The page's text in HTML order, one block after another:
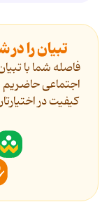
تبیان را
فاصله شما با
اجتماعی حاضریم
کیفیت در